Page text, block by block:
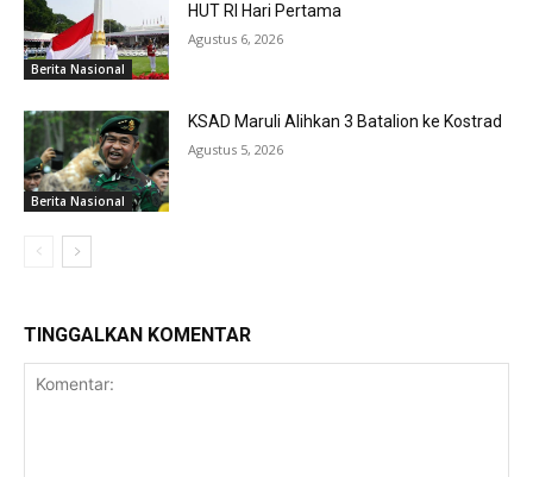
Berita Nasional
HUT RI Hari Pertama
Agustus 6, 2026
Berita Nasional
KSAD Maruli Alihkan 3 Batalion ke Kostrad
Agustus 5, 2026
TINGGALKAN KOMENTAR